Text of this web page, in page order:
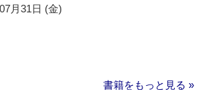
月31日 (金)
書籍をもっと見る »